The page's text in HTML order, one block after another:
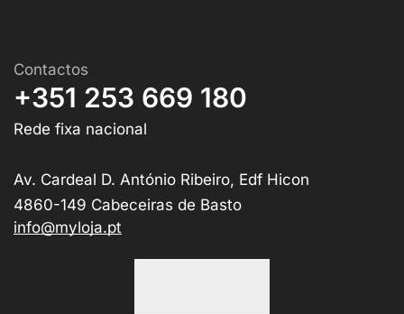
Contactos
+351 253 669 180
Rede fixa nacional
Av. Cardeal D. António Ribeiro, Edf Hicon
4860-149 Cabeceiras de Basto
info@myloja.pt